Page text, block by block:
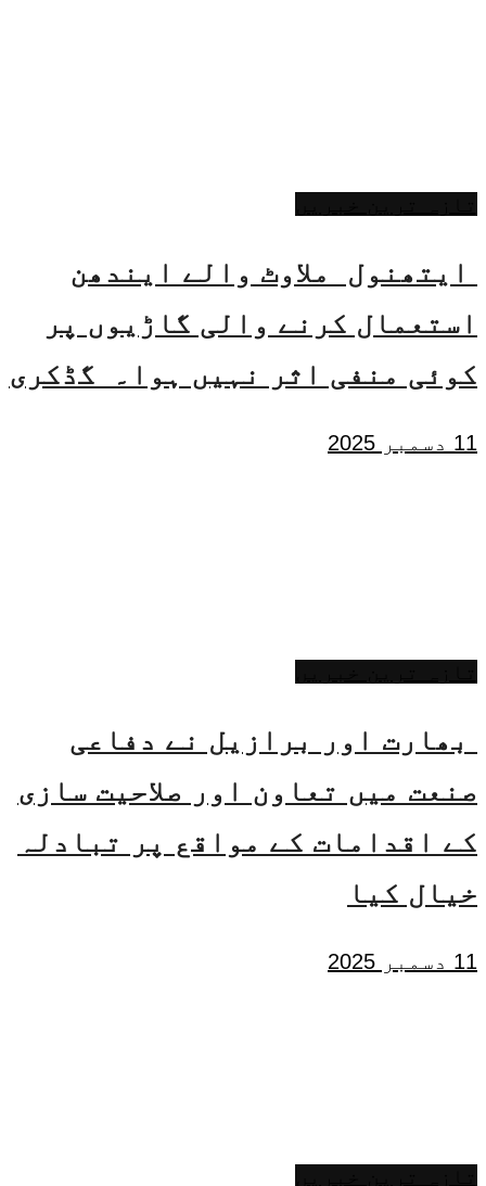
ایتھنول ملاوٹ والے ایندھن
استعمال کرنے والی گاڑیوں پر
کوئی منفی اثر نہیں ہوا۔ گڈکری
11 دسمبر 2025
بھارت اور برازیل نے دفاعی
صنعت میں تعاون اور صلاحیت سازی
کے اقدامات کے مواقع پر تبادلہ
خیال کیا
11 دسمبر 2025